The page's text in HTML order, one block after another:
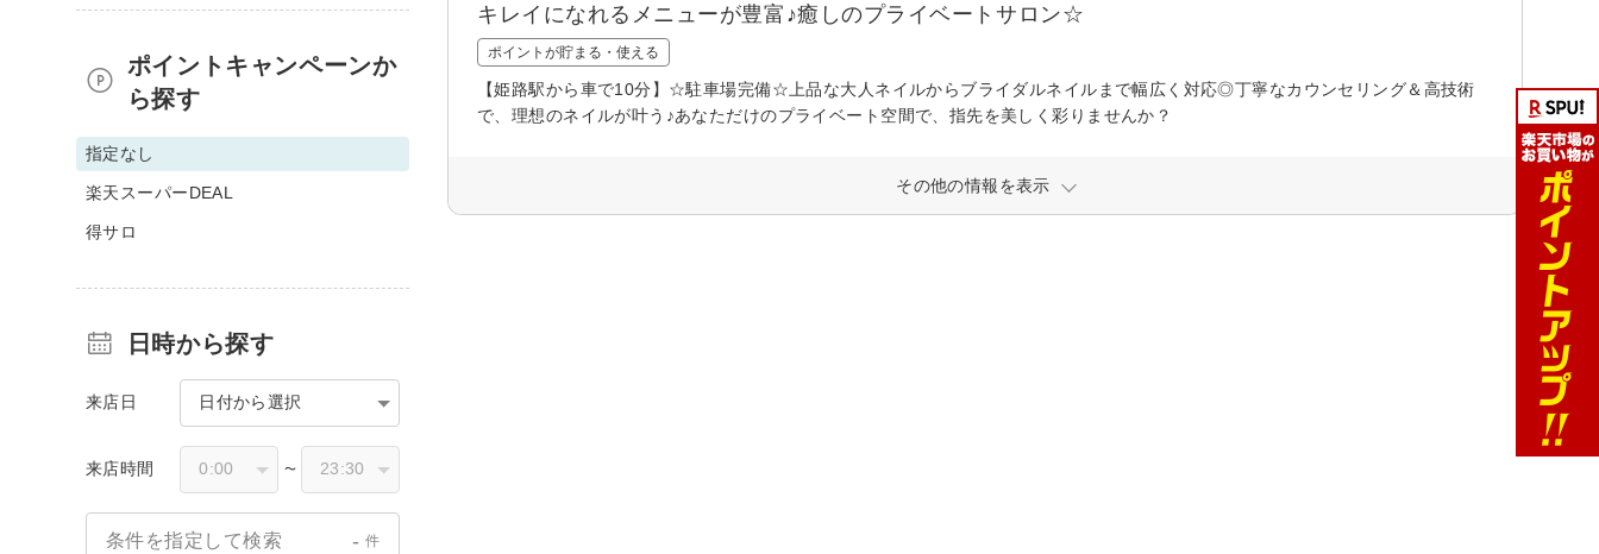
キレイになれるメニューが豊富♪癒しのプライベートサロン☆
ポイントが貯まる・使える
【姫路駅から車で10分】☆駐車場完備☆上品な大人ネイルからブライダルネイルまで幅広く対応◎丁寧なカウンセリング＆高技術
で、理想のネイルが叶う♪あなただけのプライベート空間で、指先を美しく彩りませんか？
その他の情報を表示
ポイントキャンペーンか
ら探す
指定なし
楽天スーパーDEAL
得サロ
日時から探す
来店日 日付から選択
来店時間 〜
条件を指定して検索 - 件